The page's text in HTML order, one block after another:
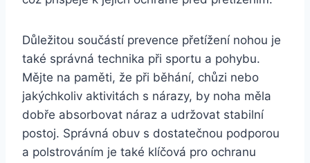
Důležitou součástí prevence přetížení nohou je
také správná technika při sportu a pohybu.
Mějte na paměti, že při běhání, chůzi nebo
jakýchkoliv aktivitách s nárazy, by noha měla
dobře absorbovat náraz a udržovat stabilní
postoj. Správná obuv s dostatečnou podporou
a polstrováním je také klíčová pro ochranu